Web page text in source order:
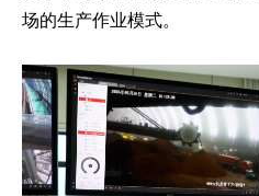
场的生产作业模式。